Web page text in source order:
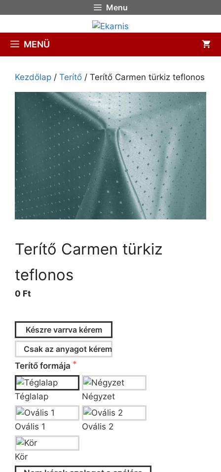
Menu
MENÜ
Kezdőlap / Terítő / Terítő Carmen türkiz teflonos
Terítő Carmen türkiz
teflonos
0 Ft
Készre varrva kérem
Csak az anyagot kérem
Terítő formája
Téglalap Négyzet
Ovális 1 Ovális 2
Kör